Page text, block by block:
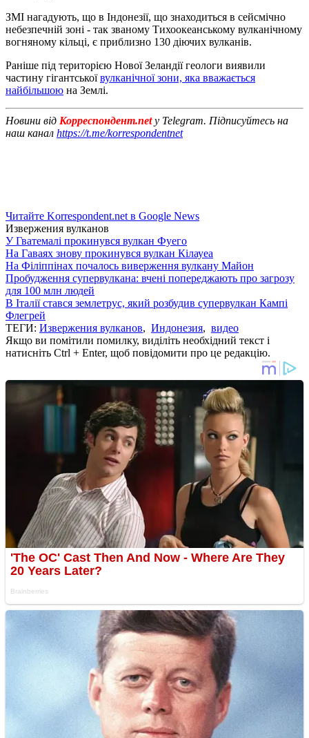
ЗМІ нагадують, що в Індонезії, що знаходиться в сейсмічно
небезпечній зоні - так званому Тихоокеанському вулканічному
вогняному кільці, є приблизно 130 діючих вулканів.
Раніше під територією Нової Зеландії геологи виявили
частину гігантськоївулканічної зони, яка вважається
найбільшою на Землі.
Новини від Корреспондент.netу Telegram. Підписуйтесь на
наш канал https://t.me/korrespondentnet
Читайте Korrespondent.net в Google News
Извержения вулканов
У Гватемалі прокинувся вулкан Фуего
На Гаваях знову прокинувся вулкан Кілауеа
На Філіппінах почалось виверження вулкану Майон
Пробудження супервулкана: вчені попереджають про загрозу
для 100 млн людей
В Італії стався землетрус, який розбудив супервулкан Кампі
Флегрей
ТЕГИ: Извержения вулканов, Индонезия, видео
Якщо ви помітили помилку, виділіть необхідний текст і
натисніть Ctrl + Enter, щоб повідомити про це редакцію.